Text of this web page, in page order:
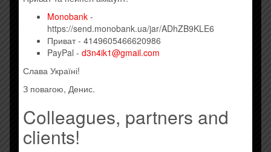
Monobank -
https://send.monobank.ua/jar/ADhZB9KLE6
Приват - 4149605466620986
PayPal - d3n4ik1@gmail.com
Слава Україні!
З повагою, Денис.
Colleagues, partners and
clients!